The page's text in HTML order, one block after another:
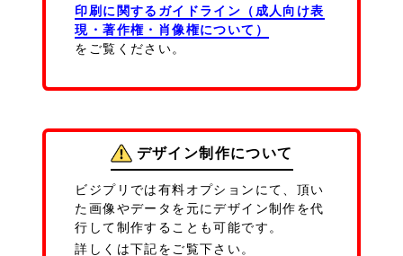
印刷に関するガイドライン（成人向け表
現・著作権・肖像権について）
をご覧ください。
デザイン制作について
ビジプリでは有料オプションにて、頂い
た画像やデータを元にデザイン制作を代
行して制作することも可能です。
詳しくは下記をご覧下さい。